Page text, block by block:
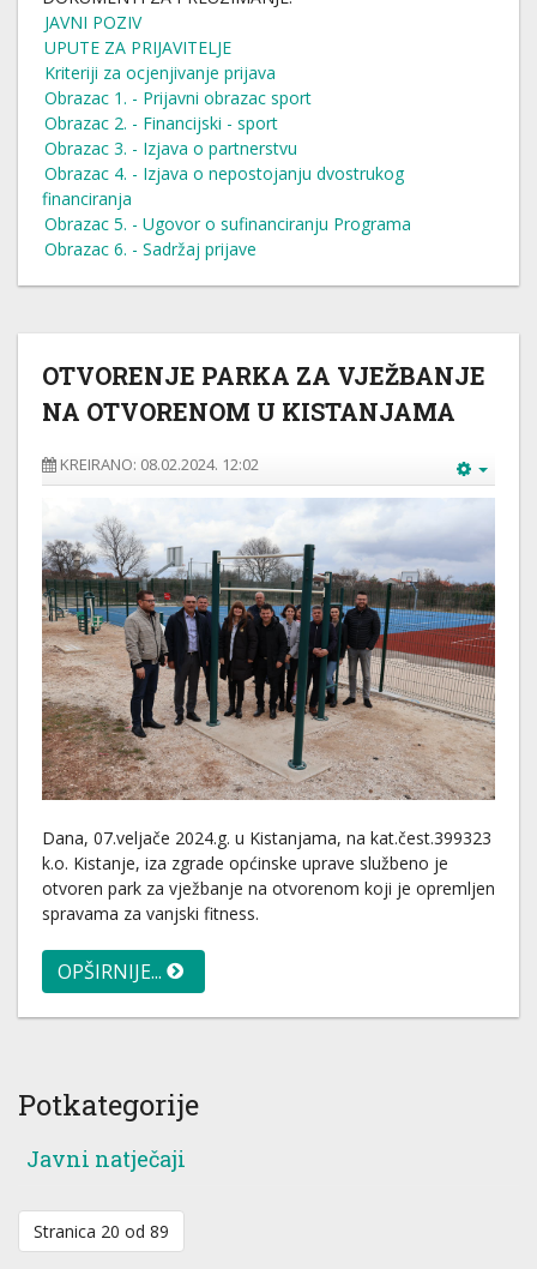
JAVNI POZIV
UPUTE ZA PRIJAVITELJE
Kriteriji za ocjenjivanje prijava
Obrazac 1. - Prijavni obrazac sport
Obrazac 2. - Financijski - sport
Obrazac 3. - Izjava o partnerstvu
Obrazac 4. - Izjava o nepostojanju dvostrukog
financiranja
Obrazac 5. - Ugovor o sufinanciranju Programa
Obrazac 6. - Sadržaj prijave
OTVORENJE PARKA ZA VJEŽBANJE
NA OTVORENOM U KISTANJAMA
KREIRANO: 08.02.2024. 12:02
Dana, 07.veljače 2024.g. u Kistanjama, na kat.čest.399323
k.o. Kistanje, iza zgrade općinske uprave službeno je
otvoren park za vježbanje na otvorenom koji je opremljen
spravama za vanjski fitness.
OPŠIRNIJE...
Potkategorije
Javni natječaji
Stranica 20 od 89